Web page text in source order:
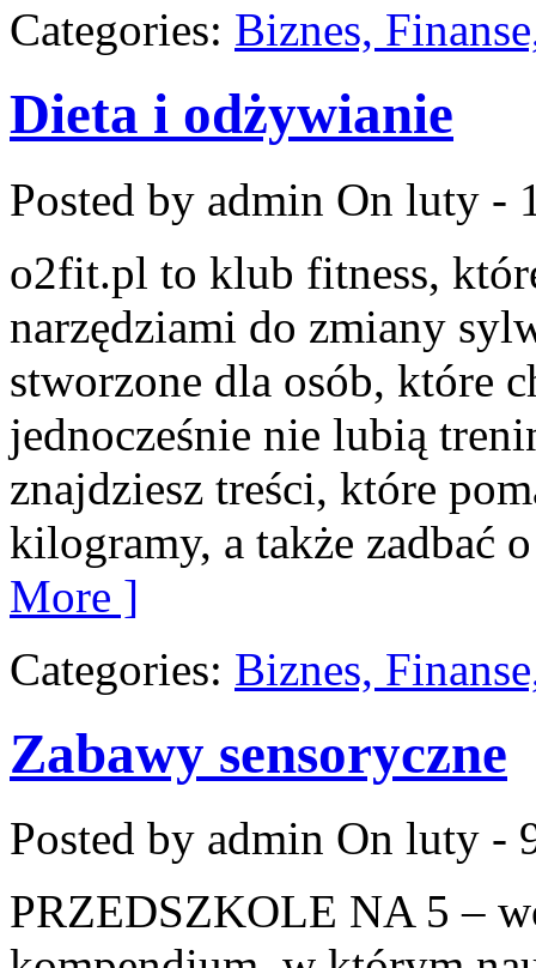
Categories: Biznes,
Dieta i odżywianie
Posted by admin On luty -
o2fit.pl to klub fitness,
narzędziami do zmiany
stworzone dla osób, które
jednocześnie nie lubią
znajdziesz treści, które
kilogramy, a także zadbać
More ]
Categories: Biznes,
Zabawy sensoryczne
Posted by admin On luty -
PRZEDSZKOLE NA 5 –